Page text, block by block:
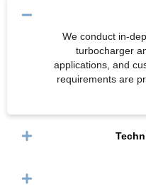
We conduct in-
turbocharger
applications, and
requirements are